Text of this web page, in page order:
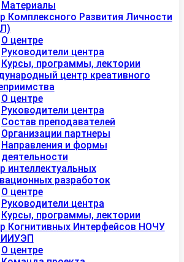
Материалы
Комплексного Развития Личности
О центре
Руководители центра
Курсы, программы, лектории
центр креативного
О центре
Руководители центра
Состав преподавателей
Организации партнеры
Направления и формы
деятельности
интеллектуальных
разработок
О центре
Руководители центра
Курсы, программы, лектории
Когнитивных Интерфейсов НОЧУ
О центре